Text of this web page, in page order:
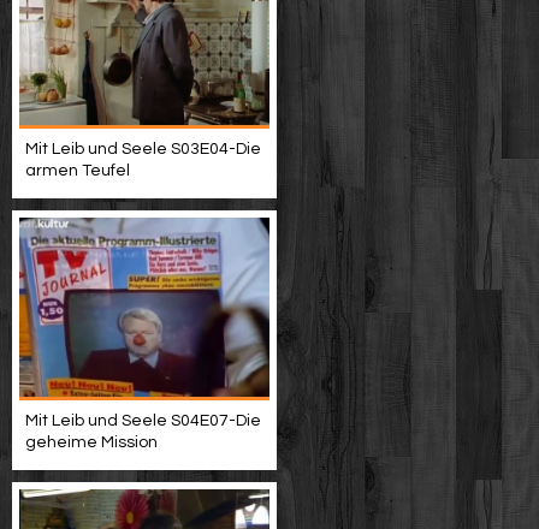
Mit Leib und Seele S03E04-Die
armen Teufel
Mit Leib und Seele S04E07-Die
geheime Mission